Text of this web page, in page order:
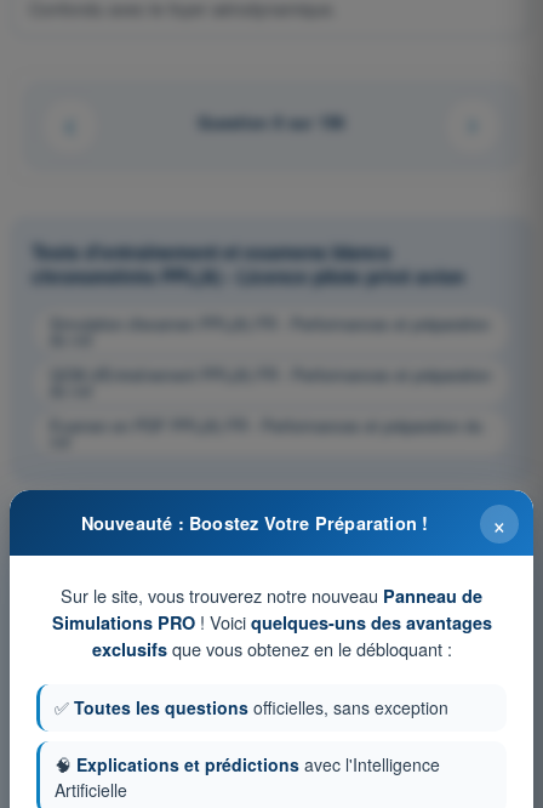
Question 8 sur 156
Tests d'entraînement et examens blancs
chronométrés PPL(A) - Licence pilote privé avion
Simulation d'examen PPL(A) FR - Performances et préparation
QCM d'Entraînement PPL(A) FR - Performances et préparation
Examen en PDF PPL(A) FR - Performances et préparation du
×
Nouveauté : Boostez Votre Préparation !
Sur le site, vous trouverez notre nouveau Panneau de
Simulations PRO! Voici quelques-uns des avantages
exclusifsque vous obtenez en le débloquant :
✅ Toutes les questions officielles, sans exception
🧠 Explications et prédictions avec l'Intelligence
Artificielle